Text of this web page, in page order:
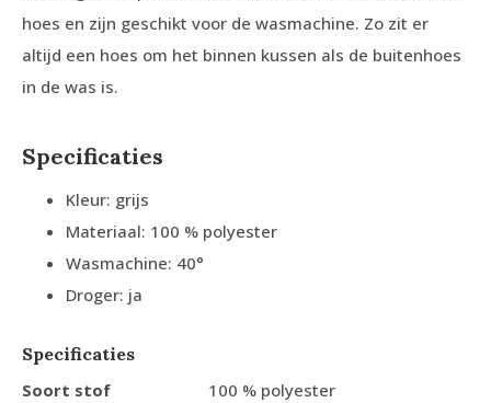
hoes en zijn geschikt voor de wasmachine. Zo zit er
altijd een hoes om het binnen kussen als de buitenhoes
in de was is.
Specificaties
Kleur: grijs
Materiaal: 100 % polyester
Wasmachine: 40°
Droger: ja
Specificaties
Soort stof
100 % polyester